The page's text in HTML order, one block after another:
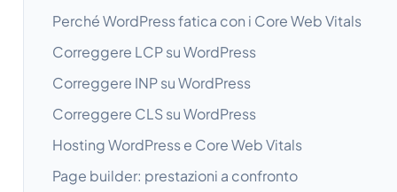
Perché WordPress fatica con i Core Web Vitals
Correggere LCP su WordPress
Correggere INP su WordPress
Correggere CLS su WordPress
Hosting WordPress e Core Web Vitals
Page builder: prestazioni a confronto